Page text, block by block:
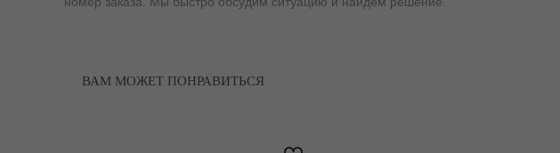
ВАМ МОЖЕТ ПОНРАВИТЬСЯ